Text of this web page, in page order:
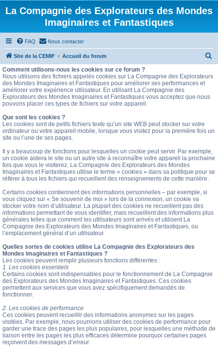
La Compagnie des Explorateurs des Mondes
Imaginaires et Fantastiques
FAQ Nous contacter
Site de la CEMIF Accueil du forum
c
r
Comment utilisons-nous les cookies sur ce forum ?
Nous utilisons des fichiers appelés cookies sur La Compagnie des Explorateurs
des Mondes Imaginaires et Fantastiques pour améliorer ses performances et
améliorer votre expérience utilisateur. En utilisant La Compagnie des
Explorateurs des Mondes Imaginaires et Fantastiques vous acceptez que nous
pouvons placer ces types de fichiers sur votre appareil.
Que sont les cookies ?
Les cookies sont de petits fichiers texte qu’un site WEB peut stocker sur votre
ordinateur ou votre appareil mobile, lorsque vous visitez pour la première fois un
site ou l’une de ses pages.
Il y a beaucoup de fonctions pour lesquelles un cookie peut servir. Par exemple,
un cookie aidera le site ou un autre site à reconnaître votre appareil la prochaine
fois que vous le visiterez. La Compagnie des Explorateurs des Mondes
Imaginaires et Fantastiques utilise le terme « cookies » dans sa politique pour se
référer à tous les fichiers qui recueillent des renseignements de cette manière.
Certains cookies contiennent des informations personnelles – par exemple, si
vous cliquez sur « Se souvenir de moi » lors de la connexion, un cookie va
stocker votre nom d’utilisateur. La plupart des cookies ne recueillent pas des
informations permettant de vous identifier, mais recueillent des informations plus
générales telles que comment les utilisateurs sont arrivés et utilisent La
Compagnie des Explorateurs des Mondes Imaginaires et Fantastiques, ou
l’emplacement général d’un utilisateur.
Quelles sortes de cookies utilise La Compagnie des Explorateurs des
Mondes Imaginaires et Fantastiques ?
Les cookies peuvent remplir plusieurs fonctions différentes :
1. Les cookies essentiels
Certains cookies sont indispensables pour le fonctionnement de La Compagnie
des Explorateurs des Mondes Imaginaires et Fantastiques. Ces cookies
permettent aux services que vous avez spécifiquement demandés de
fonctionner.
2. Les cookies de performance
Ces cookies peuvent recueillir des informations anonymes sur les pages
visitées. Par exemple, nous pourrions utiliser des cookies de performance pour
garder une trace des pages les plus populaires, pour lesquelles une méthode de
liaison entre les pages les plus efficaces détermine pourquoi certaines pages
reçoivent des messages d’erreur.